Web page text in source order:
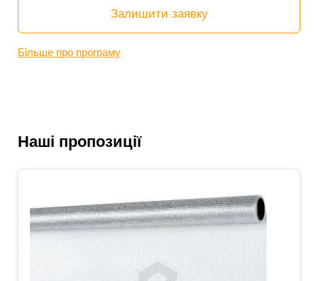
Залишити заявку
Більше про програму
Наші пропозиції